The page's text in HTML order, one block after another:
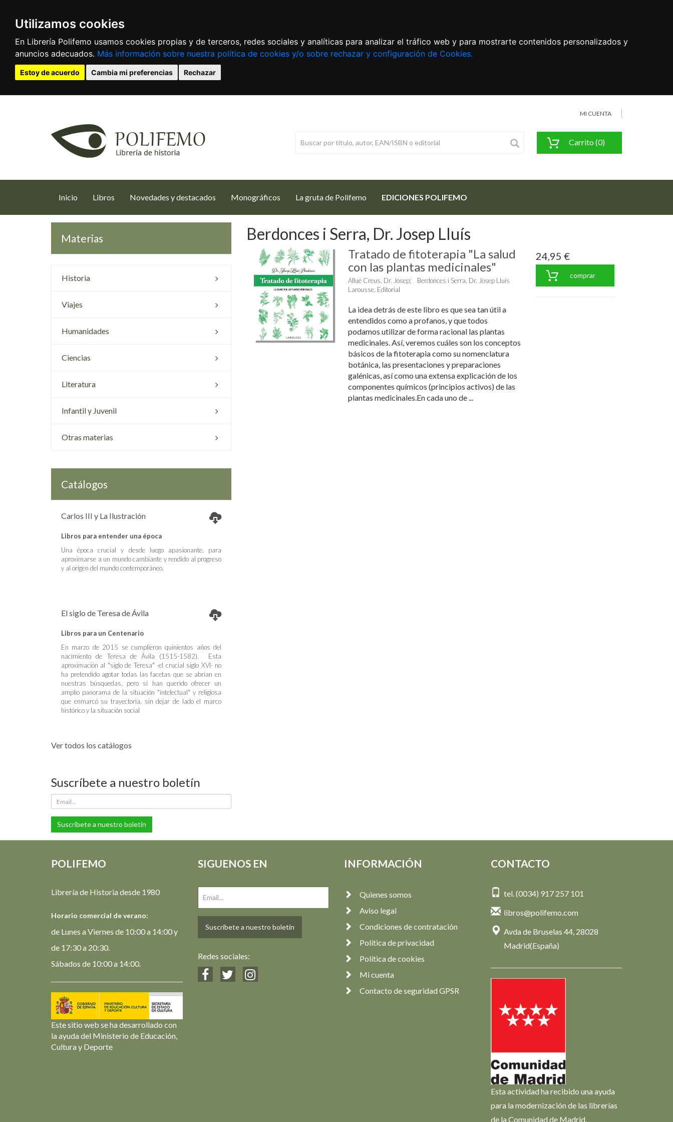
Utilizamos cookies
En Librería Polifemo usamos cookies propias y de terceros, redes sociales y analíticas para analizar el tráfico web y para mostrarte contenidos personalizados y
anuncios adecuados. Más información sobre nuestra política de cookies y/o sobre rechazar y configuración de Cookies.
Estoy de acuerdo Cambia mi preferencias Rechazar
MI CUENTA
Carrito (0)
Inicio (current)
Libros Novedades y destacados Monográficos La gruta de Polifemo EDICIONES POLIFEMO
Materias
Historia
Viajes
Humanidades
Ciencias
Literatura
Infantil y Juvenil
Otras materias
Catálogos
Carlos III y La Ilustración
Libros para entender una época
Una época crucial y desde luego apasionante, para
aproximarse a un mundo cambiante y rendido al progreso
y al origen del mundo contemporáneo.
El siglo de Teresa de Ávila
Libros para un Centenario
En marzo de 2015 se cumplieron quinientos años del
nacimiento de Teresa de Ávila (1515-1582). Esta
aproximación al "siglo de Teresa" -el crucial siglo XVI- no
ha pretendido agotar todas las facetas que se abrían en
nuestras búsquedas, pero sí han querido ofrecer un
amplio panorama de la situación "intelectual" y religiosa
que enmarcó su trayectoria, sin dejar de lado el marco
histórico y la situación social
Ver todos los catálogos
Suscríbete a nuestro boletín
Suscríbete a nuestro boletín
Berdonces i Serra, Dr. Josep Lluís
Tratado de fitoterapia "La salud
con las plantas medicinales"
Allué Creus, Dr. Josep;
Berdonces i Serra, Dr. Josep Lluís
Larousse, Editorial
La idea detrás de este libro es que sea tan útil a
entendidos como a profanos, y que todos
podamos utilizar de forma racional las plantas
medicinales. Así, veremos cuáles son los conceptos
básicos de la fitoterapia como su nomenclatura
botánica, las presentaciones y preparaciones
galénicas, así como una extensa explicación de los
componentes químicos (principios activos) de las
plantas medicinales.En cada uno de ...
24,95 €
comprar
POLIFEMO
Librería de Historia desde 1980
Horario comercial de verano:
de Lunes a Viernes de 10:00 a 14:00 y
de 17:30 a 20:30.
Sábados de 10:00 a 14:00.
Este sitio web se ha desarrollado con
la ayuda del Ministerio de Educación,
Cultura y Deporte
SIGUENOS EN
Suscríbete a nuestro boletín
Redes sociales:
INFORMACIÓN
Quienes somos
Aviso legal
Condiciones de contratación
Política de privacidad
Política de cookies
Mi cuenta
Contacto de seguridad GPSR
CONTACTO
tel. (0034) 917 257 101
libros@polifemo.com
Avda de Bruselas 44, 28028
Madrid(España)
Esta actividad ha recibido una ayuda
para la modernización de las librerías
de la Comunidad de Madrid.